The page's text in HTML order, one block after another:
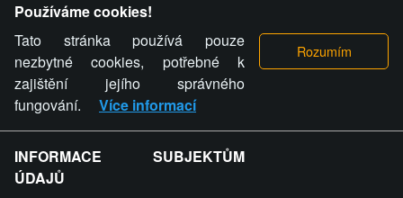
videa a komentáře. Osoba, které se toto opatření provozovatele
stránky týče, ani osoba, která umístila fotografii nebo video na
stránku, nemůže z důvodu odstranění fotografie, videa nebo
komentáře pro výše uvedenou okolnost uplatnit vůči
provozovateli stránky žádný nárok na náhradu škody nebo
nemajetkové újmy.
ZVRÁCENÝ.CZ - Svět není zvrácenej. To jen
Používáme cookies!
Tato stránka používá pouze
nezbytné cookies, potřebné k
zajištění jejího správného
fungování.
Více informací
INFORMACE SUBJEKTŮM
ÚDAJŮ